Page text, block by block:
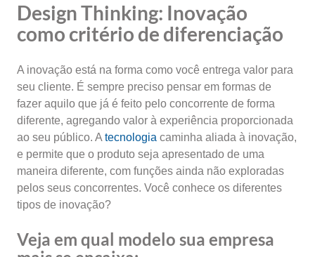
Design Thinking: Inovação
como critério de diferenciação
A inovação está na forma como você entrega valor para
seu cliente. É sempre preciso pensar em formas de
fazer aquilo que já é feito pelo concorrente de forma
diferente, agregando valor à experiência proporcionada
ao seu público. A tecnologia caminha aliada à inovação,
e permite que o produto seja apresentado de uma
maneira diferente, com funções ainda não exploradas
pelos seus concorrentes. Você conhece os diferentes
tipos de inovação?
Veja em qual modelo sua empresa